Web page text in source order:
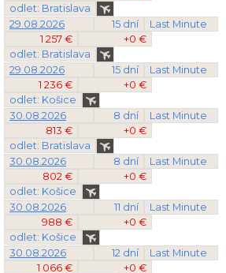
odlet: Bratislava
29.08.2026
15 dní
Last Minute
1 257 €
+0 €
odlet: Bratislava
29.08.2026
15 dní
Last Minute
1 236 €
+0 €
odlet: Košice
30.08.2026
8 dní
Last Minute
813 €
+0 €
odlet: Bratislava
30.08.2026
8 dní
Last Minute
802 €
+0 €
odlet: Košice
30.08.2026
11 dní
Last Minute
988 €
+0 €
odlet: Košice
30.08.2026
12 dní
Last Minute
1 066 €
+0 €